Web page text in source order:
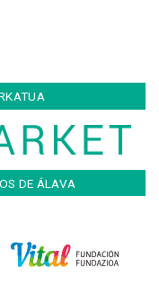
DE ÁLAVA